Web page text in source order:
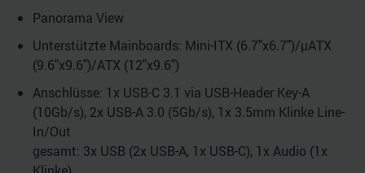
Panorama View
Unterstützte Mainboards: Mini-ITX (6.7"x6.7")/µATX
(9.6"x9.6")/ATX (12"x9.6")
Anschlüsse: 1x USB-C 3.1 via USB-Header Key-A
(10Gb/​s), 2x USB-A 3.0 (5Gb/​s), 1x 3.5mm Klinke Line-
In/​Out
gesamt: 3x USB (2x USB-A, 1x USB-C), 1x Audio (1x